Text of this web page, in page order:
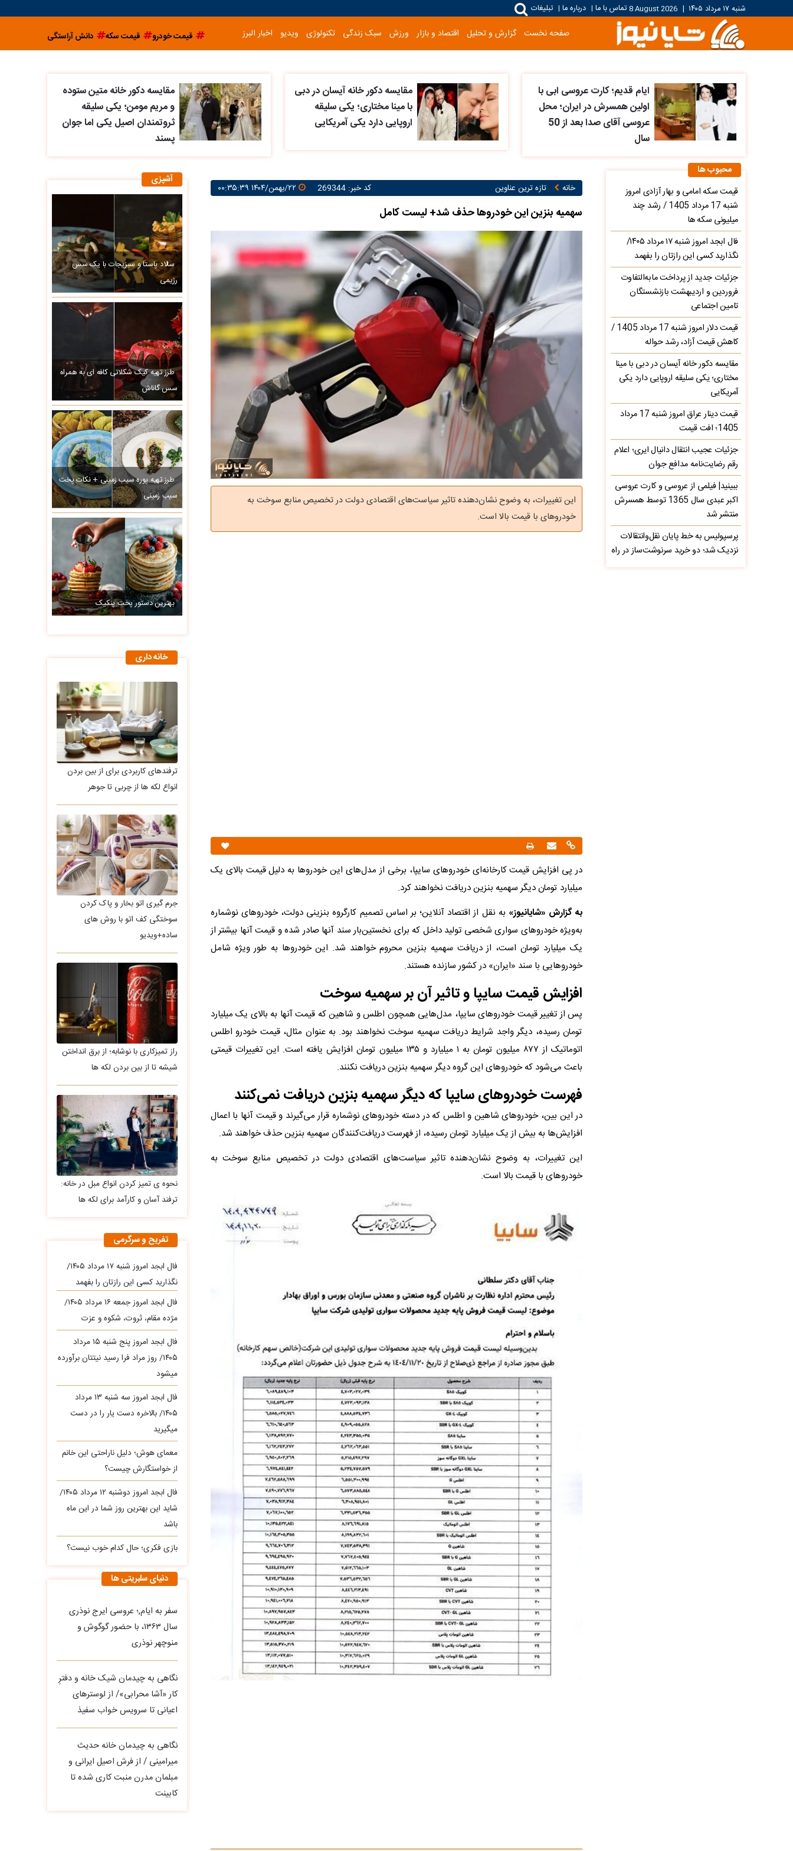
شنبه ۱۷ مرداد ۱۴۰۵ |
8 August 2026تماس با ما | درباره ما | تبلیغات
صفحه نخست گزارش و تحلیل اقتصاد و بازار ورزش سبک زندگی تکنولوژی ویدیو اخبار البرز قیمت خودرو قیمت سکه دانش آراستگی
ایام قدیم؛ کارت عروسی ابی با
اولین همسرش در ایران؛ محل
عروسی آقای صدا بعد از 50
سال
مقایسه دکور خانه آیسان در دبی
با مینا مختاری؛ یکی سلیقه
اروپایی دارد یکی آمریکایی
مقایسه دکور خانه متین ستوده
و مریم مومن؛ یکی سلیقه
ثروتمندان اصیل یکی اما جوان
پسند
خانه تازه ترین عناوین کد خبر: 269344
سهمیه بنزین این خودروها حذف شد+ لیست کامل
این تغییرات، به وضوح نشان‌دهنده تاثیر سیاست‌های اقتصادی دولت در تخصیص منابع سوخت به
خودروهای با قیمت بالا است.
در پی افزایش قیمت کارخانه‌ای خودروهای سایپا، برخی از مدل‌های این خودروها به دلیل قیمت بالای یک
میلیارد تومان دیگر سهمیه بنزین دریافت نخواهند کرد.
به گزارش «شایانیوز» به نقل از اقتصاد آنلاین؛ بر اساس تصمیم کارگروه بنزینی دولت، خودروهای نوشماره
به‌ویژه خودروهای سواری شخصی تولید داخل که برای نخستین‌بار سند آنها صادر شده و قیمت آنها بیشتر از
یک میلیارد تومان است، از دریافت سهمیه بنزین محروم خواهند شد. این خودروها به طور ویژه شامل
خودروهایی با سند «ایران» در کشور سازنده هستند.
افزایش قیمت سایپا و تاثیر آن بر سهمیه سوخت
پس از تغییر قیمت خودروهای سایپا، مدل‌هایی همچون اطلس و شاهین که قیمت آنها به بالای یک میلیارد
تومان رسیده، دیگر واجد شرایط دریافت سهمیه سوخت نخواهند بود. به عنوان مثال، قیمت خودرو اطلس
اتوماتیک از ۸۷۷ میلیون تومان به ۱ میلیارد و ۱۳۵ میلیون تومان افزایش یافته است. این تغییرات قیمتی
باعث می‌شود که خودروهای این گروه دیگر سهمیه بنزین دریافت نکنند.
فهرست خودروهای سایپا که دیگر سهمیه بنزین دریافت نمی‌کنند
در این بین، خودروهای شاهین و اطلس که در دسته خودروهای نوشماره قرار می‌گیرند و قیمت آنها با اعمال
افزایش‌ها به بیش از یک میلیارد تومان رسیده، از فهرست دریافت‌کنندگان سهمیه بنزین حذف خواهند شد.
این تغییرات، به وضوح نشان‌دهنده تاثیر سیاست‌های اقتصادی دولت در تخصیص منابع سوخت به
خودروهای با قیمت بالا است.
آشپزی
سالاد پاستا و سبزیجات با یک سس
رژیمی
طرز تهیه کیک شکلاتی کافه ای به همراه
سس گاناش
طرز تهیه پوره سیب زمینی + نکات پخت
سیب زمینی
بهترین دستور پخت پنکیک
خانه داری
ترفندهای کاربردی برای از بین بردن
انواع لکه ها از چربی تا جوهر
جرم گیری اتو بخار و پاک کردن
سوختگی کف اتو با روش های
ساده+ویدیو
راز تمیزکاری با نوشابه؛ از برق انداختن
شیشه تا از بین بردن لکه ها
نحوه ی تمیز کردن انواع مبل در خانه:
ترفند آسان و کارآمد برای لکه ها
تفریح و سرگرمی
فال ابجد امروز شنبه ۱۷ مرداد ۱۴۰۵/
نگذارید کسی این رازتان را بفهمد
فال ابجد امروز جمعه ۱۶ مرداد ۱۴۰۵/
مژده مقام، ثروت، شکوه و عزت
فال ابجد امروز پنج شنبه ۱۵ مرداد
۱۴۰۵/ روز مراد فرا رسید نیتتان برآورده
میشود
فال ابجد امروز سه‌ شنبه ۱۳ مرداد
۱۴۰۵/ بالاخره دست یار را در دست
میگیرید
معمای هوش؛ دلیل ناراحتی این خانم
از خواستگارش چیست؟
فال ابجد امروز دوشنبه ۱۲ مرداد ۱۴۰۵/
شاید این بهترین روز شما در این ماه
باشد
بازی فکری؛ حال کدام خوب نیست؟
دنیای سلبریتی ها
سفر به ایام,؛ عروسی ایرج نوذری
سال ۱۳۶۳، با حضور گوگوش و
منوچهر نوذری
نگاهی به چیدمان شیک خانه و دفترِ
کار «آشا محرابی»/ از لوسترهای
اعیانی تا سرویس خواب سفیذ
نگاهی به چیدمان خانه حدیث
میرامینی / از فرش اصیل ایرانی و
مبلمان مدرن منبت‌ کاری‌ شده تا
کابینت
محبوب ها
قیمت سکه امامی و بهار آزادی امروز
شنبه 17 مرداد 1405 / رشد چند
میلیونی سکه ها
فال ابجد امروز شنبه ۱۷ مرداد ۱۴۰۵/
نگذارید کسی این رازتان را بفهمد
جزئیات جدید از پرداخت مابه‌التفاوت
فروردین و اردیبهشت بازنشستگان
تامین اجتماعی
قیمت دلار امروز شنبه 17 مرداد 1405 /
کاهش قیمت آزاد، رشد حواله
مقایسه دکور خانه آیسان در دبی با مینا
مختاری؛ یکی سلیقه اروپایی دارد یکی
آمریکایی
قیمت دینار عراق امروز شنبه 17 مرداد
1405؛ افت قیمت
جزئیات عجیب انتقال دانیال ایری؛ اعلام
رقم رضایت‌نامه مدافع جوان
ببینید| فیلمی از عروسی و کارت عروسی
اکبر عبدی سال 1365 توسط همسرش
منتشر شد
پرسپولیس به خط پایان نقل‌وانتقالات
نزدیک شد؛ دو خرید سرنوشت‌ساز در راه